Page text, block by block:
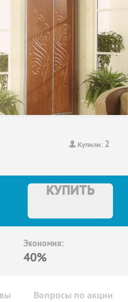
Купили: 2
КУПИТЬ
Экономия:
40%
Вопросы по акции